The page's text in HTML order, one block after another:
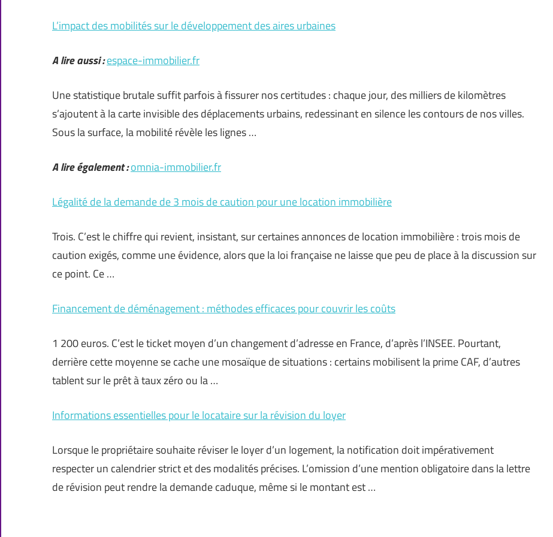
L’impact des mobilités sur le développement des aires urbaines
A lire aussi :espace-immobilier.fr
Une statistique brutale suffit parfois à fissurer nos certitudes : chaque jour, des milliers de kilomètres
s’ajoutent à la carte invisible des déplacements urbains, redessinant en silence les contours de nos villes.
Sous la surface, la mobilité révèle les lignes …
A lire également :omnia-immobilier.fr
Légalité de la demande de 3 mois de caution pour une location immobilière
Trois. C’est le chiffre qui revient, insistant, sur certaines annonces de location immobilière : trois mois de
caution exigés, comme une évidence, alors que la loi française ne laisse que peu de place à la discussion sur
ce point. Ce …
Financement de déménagement : méthodes efficaces pour couvrir les coûts
1 200 euros. C’est le ticket moyen d’un changement d’adresse en France, d’après l’INSEE. Pourtant,
derrière cette moyenne se cache une mosaïque de situations : certains mobilisent la prime CAF, d’autres
tablent sur le prêt à taux zéro ou la …
Informations essentielles pour le locataire sur la révision du loyer
Lorsque le propriétaire souhaite réviser le loyer d’un logement, la notification doit impérativement
respecter un calendrier strict et des modalités précises. L’omission d’une mention obligatoire dans la lettre
de révision peut rendre la demande caduque, même si le montant est …